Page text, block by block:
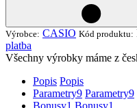
Výrobce: CASIO Kód produktu:
platba
Všechny výrobky máme z
Popis Popis
Parametry9 Parametry9
Bonusy1 Bonusy1